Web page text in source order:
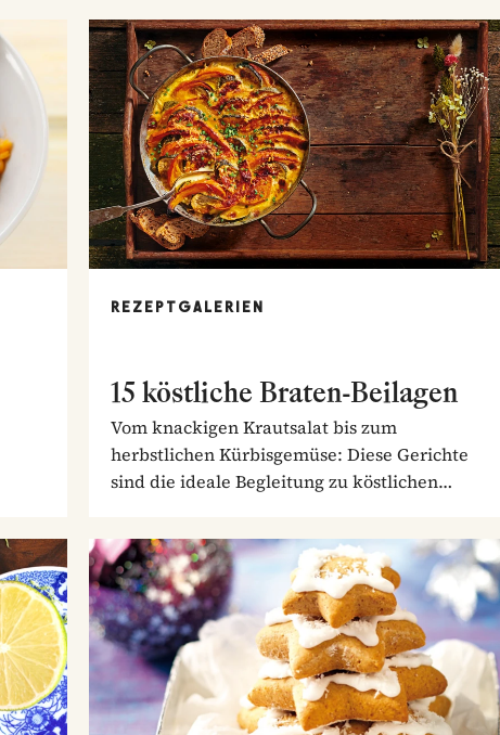
REZEPTGALERIEN
15 köstliche Braten-Beilagen
Vom knackigen Krautsalat bis zum
herbstlichen Kürbisgemüse: Diese Gerichte
sind die ideale Begleitung zu köstlichen